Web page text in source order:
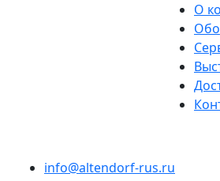
О
info@altendorf-rus.ru